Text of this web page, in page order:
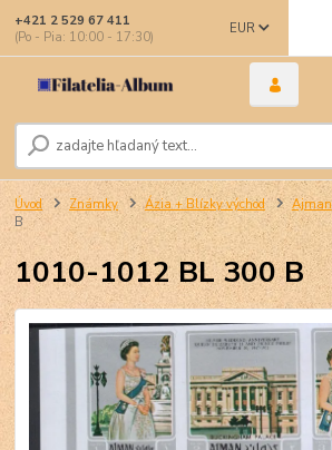
EUR
+421 2 529 67 411
(Po - Pia: 10:00 - 17:30)
Úvod Známky Ázia + Blízky východ Ajman
B
1010-1012 BL 300 B